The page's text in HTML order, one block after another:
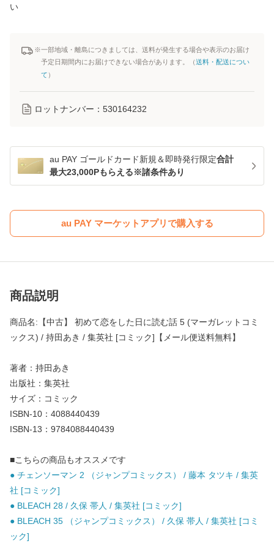
い
※一部地域・離島につきましては、送料が発生する場合や表示のお届け
予定日期間内にお届けできない場合があります。（送料・配送につい
て ）
ロットナンバー： 530164232
au PAY ゴールドカード新規＆即時発行限定合計
最大23,000Pもらえる※諸条件あり
au PAY マーケットアプリで購入する
商品説明
商品名:【中古】 初めて恋をした日に読む話 5 (マーガレットコミ
ックス) / 持田あき / 集英社 [コミック]【メール便送料無料】
著者：持田あき
出版社：集英社
サイズ：コミック
ISBN-10：4088440439
ISBN-13：9784088440439
■こちらの商品もオススメです
● チェンソーマン 2 （ジャンプコミックス） / 藤本 タツキ / 集英
社 [コミック]
● BLEACH 28 / 久保 帯人 / 集英社 [コミック]
● BLEACH 35 （ジャンプコミックス） / 久保 帯人 / 集英社 [コミ
ック]